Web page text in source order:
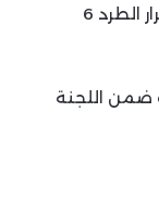
وقال المؤتمر الوطني لنواب الشعب في بيان إن من بين المسؤولين الـ13 الذين شملهم قرار الطرد 6
ضمن اللجنة